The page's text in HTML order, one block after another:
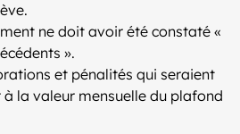
ne doit avoir été constaté «
».
et pénalités qui seraient
la valeur mensuelle du plafond